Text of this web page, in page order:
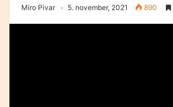
Miro Pivar 5. november, 2021 890